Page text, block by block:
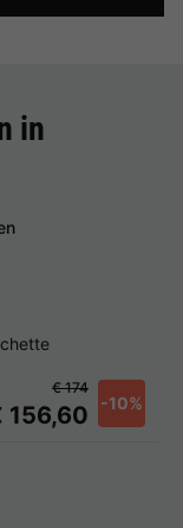
in
156,60 -10%
€ 174